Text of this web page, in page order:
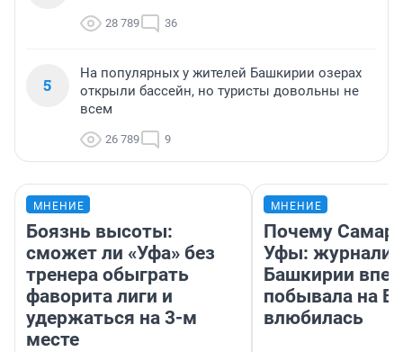
28 789 36
5
На популярных у жителей Башкирии озерах
открыли бассейн, но туристы довольны не
всем
26 789 9
МНЕНИЕ
Боязнь высоты:
сможет ли «Уфа» без
тренера обыграть
фаворита лиги и
удержаться на 3-м
месте
МНЕНИЕ
Почему
Уфы:
Башкирии
побывала на
влюбилась